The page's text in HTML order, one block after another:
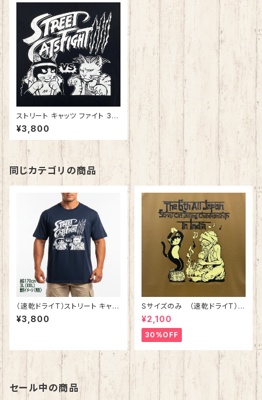
ストリート キャッツ ファイト 3
ブラック 綿100%
¥3,800
同じカテゴリの商品
（速乾ドライT）ストリート キャッ
ツ ファイト 3 ネイビー
¥3,800
Sサイズのみ （速乾ドライT）第
六回 全日本野良猫尾行大会Ⓡ
スタッフTシャツ コヨーテ
¥2,100
30%OFF
セール中の商品